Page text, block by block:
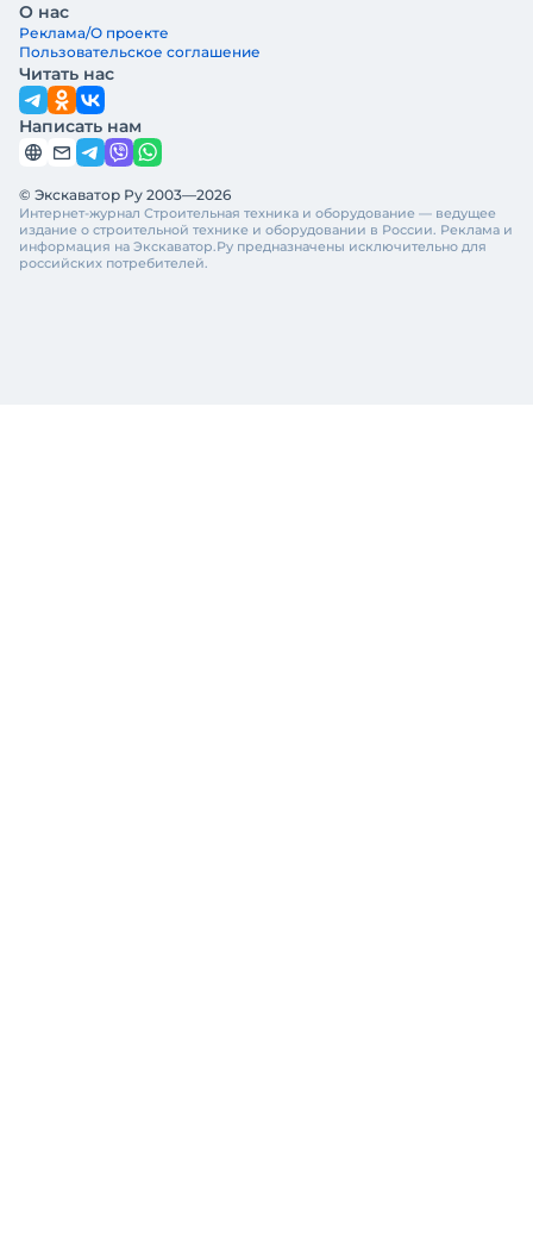
О нас
Реклама/О проекте
Пользовательское соглашение
Читать нас
Написать нам
© Экскаватор Ру 2003—2026
Интернет-журнал Строительная техника и оборудование — ведущее
издание о строительной технике и оборудовании в России. Реклама и
информация на Экскаватор.Ру предназначены исключительно для
российских потребителей.